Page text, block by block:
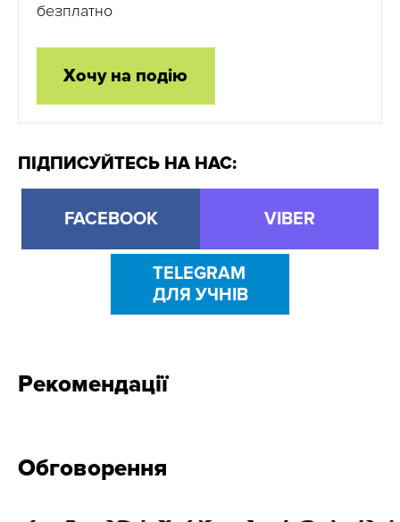
безплатно
Хочу на подію
ПІДПИСУЙТЕСЬ НА НАС:
FACEBOOK VIBER
TELEGRAM
ДЛЯ УЧНІВ
Рекомендації
Обговорення